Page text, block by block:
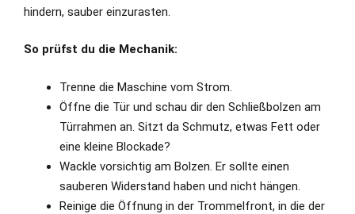
hindern, sauber einzurasten.
So prüfst du die Mechanik:
Trenne die Maschine vom Strom.
Öffne die Tür und schau dir den Schließbolzen am
Türrahmen an. Sitzt da Schmutz, etwas Fett oder
eine kleine Blockade?
Wackle vorsichtig am Bolzen. Er sollte einen
sauberen Widerstand haben und nicht hängen.
Reinige die Öffnung in der Trommelfront, in die der